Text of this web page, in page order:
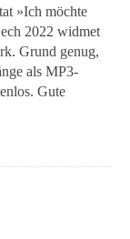
»Ich möchte
2022 widmet
Grund genug,
als MP3-
Gute